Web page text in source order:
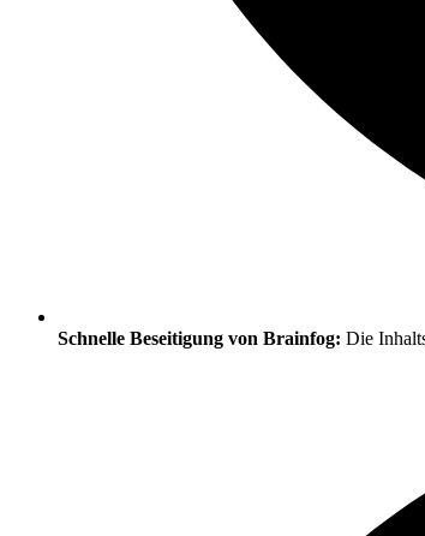
Schnelle Beseitigung von Brainfog: Die